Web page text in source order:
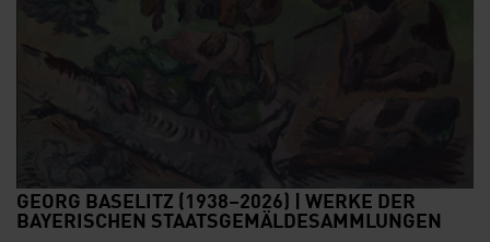
GEORG BASELITZ (1938–2026) | WERKE DER
BAYERISCHEN STAATSGEMÄLDESAMMLUNGEN